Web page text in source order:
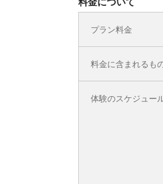
プラン料金
料金に含まれるも
体験のスケジュー